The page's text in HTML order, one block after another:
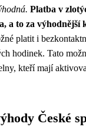
Platba v
a to za výhodnější
platit i
hodinek. Tato
kteří mají
České